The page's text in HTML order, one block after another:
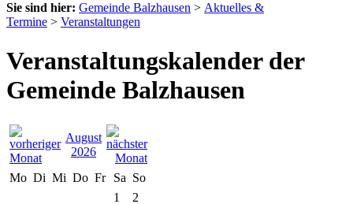
Sie sind hier: Gemeinde Balzhausen > Aktuelles &
Termine > Veranstaltungen
Veranstaltungskalender der
Gemeinde Balzhausen
August
2026
Mo Di Mi Do Fr Sa So
1
2